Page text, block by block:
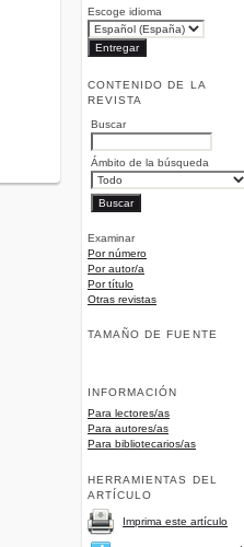
Escoge idioma
CONTENIDO DE LA
REVISTA
Buscar
Ámbito de la búsqueda
Examinar
Por número
Por autor/a
Por título
Otras revistas
TAMAÑO DE FUENTE
INFORMACIÓN
Para lectores/as
Para autores/as
Para bibliotecarios/as
HERRAMIENTAS DEL
ARTÍCULO
Imprima este artículo